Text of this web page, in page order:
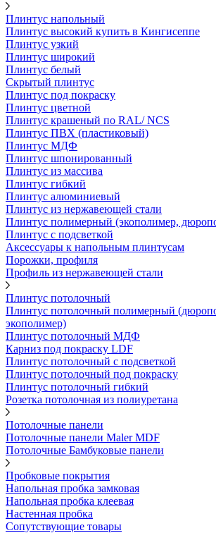
Плинтус напольный
Плинтус высокий купить в Кингисеппе
Плинтус узкий
Плинтус широкий
Плинтус белый
Скрытый плинтус
Плинтус под покраску
Плинтус цветной
Плинтус крашеный по RAL/ NCS
Плинтус ПВХ (пластиковый)
Плинтус МДФ
Плинтус шпонированный
Плинтус из массива
Плинтус гибкий
Плинтус алюминиевый
Плинтус из нержавеющей стали
Плинтус полимерный (экополимер,
Плинтус с подсветкой
Аксессуары к напольным плинтусам
Порожки, профиля
Профиль из нержавеющей стали
Плинтус потолочный
Плинтус потолочный полимерный
экополимер)
Плинтус потолочный МДФ
Карниз под покраску LDF
Плинтус потолочный с подсветкой
Плинтус потолочный под покраску
Плинтус потолочный гибкий
Розетка потолочная из полиуретана
Потолочные панели
Потолочные панели Maler MDF
Потолочные Бамбуковые панели
Пробковые покрытия
Напольная пробка замковая
Напольная пробка клеевая
Настенная пробка
Сопутствующие товары